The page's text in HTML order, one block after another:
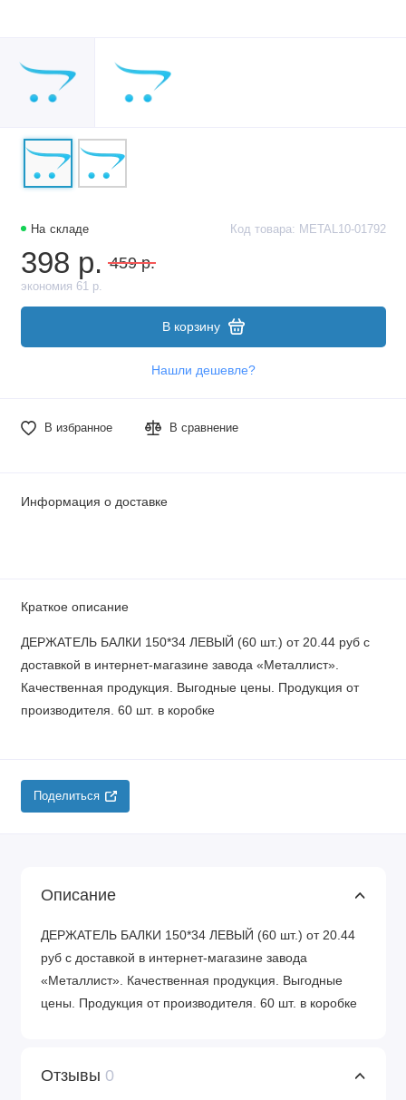
На складе Код товара: METAL10-01792
398 р. 459 р.
экономия 61 р.
В корзину
Нашли дешевле?
В избранное В сравнение
Информация о доставке
Краткое описание
ДЕРЖАТЕЛЬ БАЛКИ 150*34 ЛЕВЫЙ (60 шт.) от 20.44 руб с
доставкой в интернет-магазине завода «Металлист».
Качественная продукция. Выгодные цены. Продукция от
производителя. 60 шт. в коробке
Поделиться
Описание
ДЕРЖАТЕЛЬ БАЛКИ 150*34 ЛЕВЫЙ (60 шт.) от 20.44
руб с доставкой в интернет-магазине завода
«Металлист». Качественная продукция. Выгодные
цены. Продукция от производителя. 60 шт. в коробке
Отзывы 0